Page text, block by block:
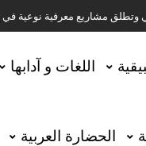
مشاريع معرفية نوعية في 2026
2025
العربية
اللغات و آدابها
الحضارة العربية